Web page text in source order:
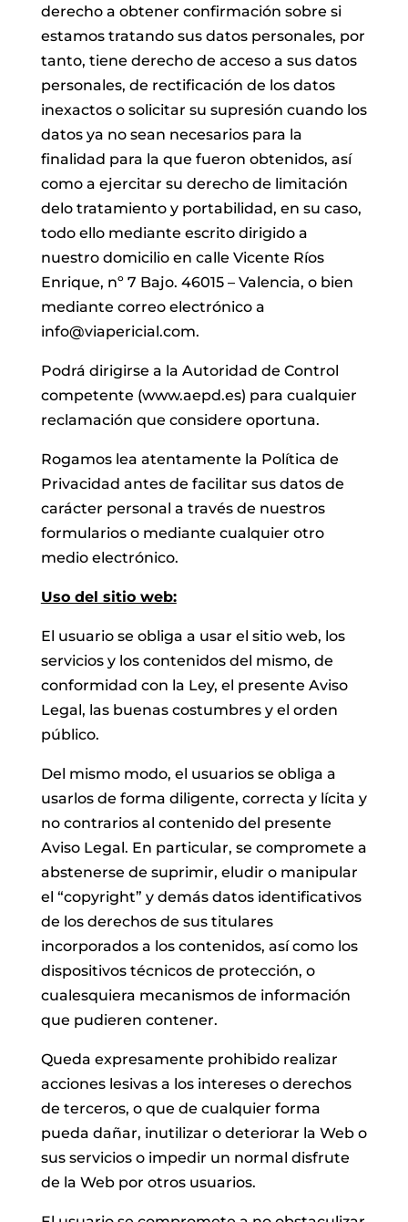
derecho a obtener confirmación sobre si
estamos tratando sus datos personales, por
tanto, tiene derecho de acceso a sus datos
personales, de rectificación de los datos
inexactos o solicitar su supresión cuando los
datos ya no sean necesarios para la
finalidad para la que fueron obtenidos, así
como a ejercitar su derecho de limitación
delo tratamiento y portabilidad, en su caso,
todo ello mediante escrito dirigido a
nuestro domicilio en calle Vicente Ríos
Enrique, nº 7 Bajo. 46015 – Valencia, o bien
mediante correo electrónico a
info@viapericial.com.
Podrá dirigirse a la Autoridad de Control
competente (www.aepd.es) para cualquier
reclamación que considere oportuna.
Rogamos lea atentamente la Política de
Privacidad antes de facilitar sus datos de
carácter personal a través de nuestros
formularios o mediante cualquier otro
medio electrónico.
Uso del sitio web:
El usuario se obliga a usar el sitio web, los
servicios y los contenidos del mismo, de
conformidad con la Ley, el presente Aviso
Legal, las buenas costumbres y el orden
público.
Del mismo modo, el usuarios se obliga a
usarlos de forma diligente, correcta y lícita y
no contrarios al contenido del presente
Aviso Legal. En particular, se compromete a
abstenerse de suprimir, eludir o manipular
el “copyright” y demás datos identificativos
de los derechos de sus titulares
incorporados a los contenidos, así como los
dispositivos técnicos de protección, o
cualesquiera mecanismos de información
que pudieren contener.
Queda expresamente prohibido realizar
acciones lesivas a los intereses o derechos
de terceros, o que de cualquier forma
pueda dañar, inutilizar o deteriorar la Web o
sus servicios o impedir un normal disfrute
de la Web por otros usuarios.